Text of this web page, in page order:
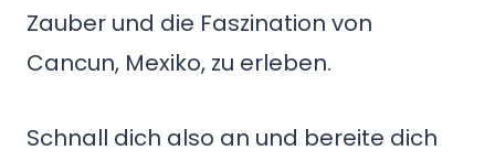
Zauber und die Faszination von
Cancun, Mexiko, zu erleben.
Schnall dich also an und bereite dich